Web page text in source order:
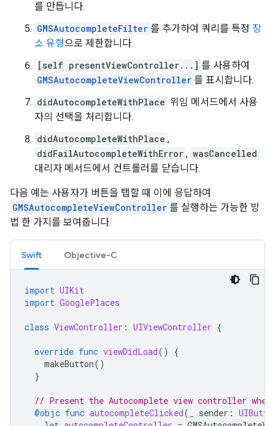
를 만듭니다.
GMSAutocompleteFilter 를 추가하여 쿼리를 특정 장
소 유형으로 제한합니다.
[self presentViewController...] 를 사용하여
GMSAutocompleteViewController 를 표시합니다.
didAutocompleteWithPlace 위임 메서드에서 사용
자의 선택을 처리합니다.
didAutocompleteWithPlace ,
didFailAutocompleteWithError , wasCancelled
대리자 메서드에서 컨트롤러를 닫습니다.
다음 예는 사용자가 버튼을 탭할 때 이에 응답하여
GMSAutocompleteViewController 를 실행하는 가능한 방
법 한 가지를 보여줍니다.
Swift Objective-C
import UIKit
import GooglePlaces
class ViewController : UIViewController {
override func viewDidLoad()
{
makeButton()
}
// Present the Autocomplete view controller
@objc func autocompleteClicked( sender :